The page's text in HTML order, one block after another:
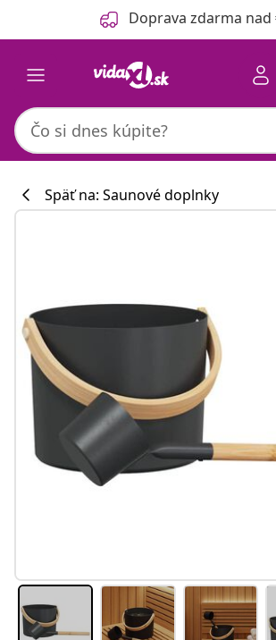
Predchádzajúce Doprava zdarma nad
Späť na: Saunové doplnky